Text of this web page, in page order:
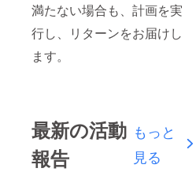
満たない場合も、計画を実
行し、リターンをお届けし
ます。
最新の活動
報告
もっと
見る